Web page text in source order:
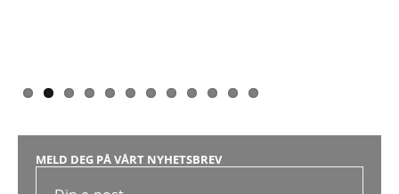
MELD DEG PÅ VÅRT NYHETSBREV